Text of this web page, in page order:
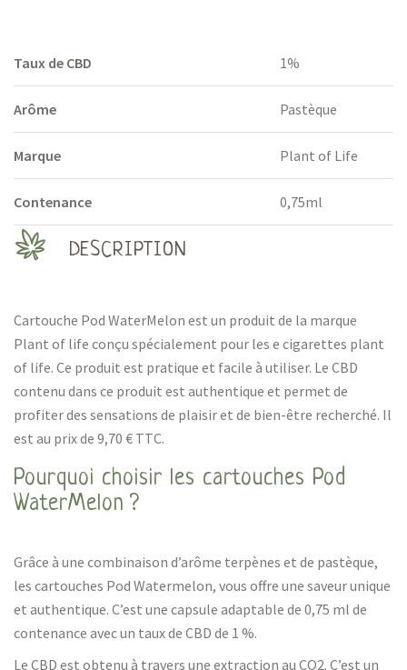
Taux de CBD 1%
Arôme Pastèque
Marque Plant of Life
Contenance 0,75ml
DESCRIPTION
Cartouche Pod WaterMelon est un produit de la marque
Plant of life conçu spécialement pour les e cigarettes plant
of life. Ce produit est pratique et facile à utiliser. Le CBD
contenu dans ce produit est authentique et permet de
profiter des sensations de plaisir et de bien-être recherché. Il
est au prix de 9,70 € TTC.
Pourquoi choisir les cartouches Pod
WaterMelon ?
Grâce à une combinaison d’arôme terpènes et de pastèque,
les cartouches Pod Watermelon, vous offre une saveur unique
et authentique. C’est une capsule adaptable de 0,75 ml de
contenance avec un taux de CBD de 1 %.
Le CBD est obtenu à travers une extraction au CO2. C’est un